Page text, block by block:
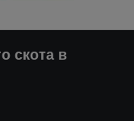
скота в